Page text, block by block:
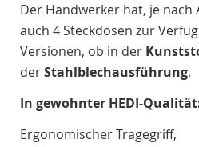
Der Handwerker hat, je
auch 4 Steckdosen zur
Versionen, ob in der
derStahlblechausführung.
In gewohnter HEDI-
Ergonomischer Tragegriff,